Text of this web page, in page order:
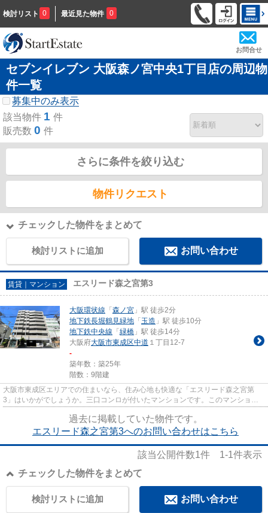
検討リスト 0 最近見た物件 0
お問合せ
セブンイレブン 大阪森ノ宮中央1丁目店の周辺物
件一覧
募集中のみ表示
該当物件 1 件
販売数 0 件
さらに条件を絞り込む
物件リクエスト
チェックした物件をまとめて
検討リストに追加 お問い合わせ
賃貸｜マンション エスリード森之宮第3
大阪環状線 「 森ノ宮 」駅 徒歩2分
地下鉄長堀鶴見緑地 「 玉造 」駅 徒歩10分
地下鉄中央線 「 緑橋 」駅 徒歩14分
大阪府大阪市東成区中道 １丁目12-7
-
築年数：築25年
階数：9階建
大阪市東成区エリアでの住まいなら、住み心地も快適な「エスリード森之宮第
3」はいかがでしょうか。三口コンロが付いたマンションです。このマンション
過去に掲載していた物件です。
エスリード森之宮第3へのお問い合わせはこちら
該当公開件数1件 1-1件表示
チェックした物件をまとめて
お問い合わせ
検討リストに追加